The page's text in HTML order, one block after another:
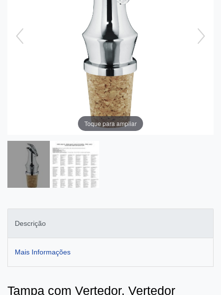
Toque para ampliar
Descrição
Mais Informações
Tampa com Vertedor, Vertedor